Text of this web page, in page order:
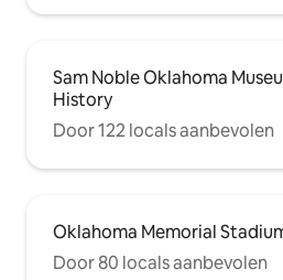
Sam Noble Oklahoma
History
Door 122 locals aanbevolen
Oklahoma Memorial
Door 80 locals aanbevolen